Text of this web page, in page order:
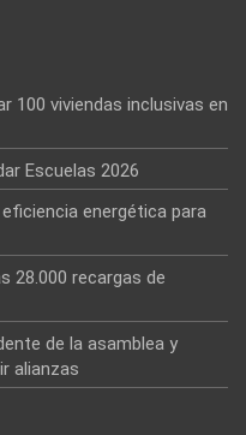
100 viviendas inclusivas en
Escuelas 2026
energética para
28.000 recargas de
de la asamblea y
alianzas